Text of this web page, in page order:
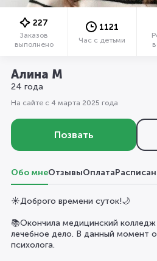
227
Заказов
выполнено
1121
Час с детьми
Алина М
24 года
На сайте с 4 марта 2025 года
Позвать
Обо мнеОтзывыОплата
☀️Доброго времени суток!🌙
📚Окончила медицинский
лечебное дело. В данный момент
психолога.